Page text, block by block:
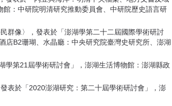
：中研院明清研究推動委員會、中研院歷史語言研
群像〉，發表於「澎湖學第二十二屆國際學術研討
B2珊瑚、水晶廳：中央研究院臺灣史研究所、澎湖
學第21屆學術研討會」，澎湖生活博物館：澎湖縣政
表於「2020澎湖研究：第二十屆學術研討會」，澎